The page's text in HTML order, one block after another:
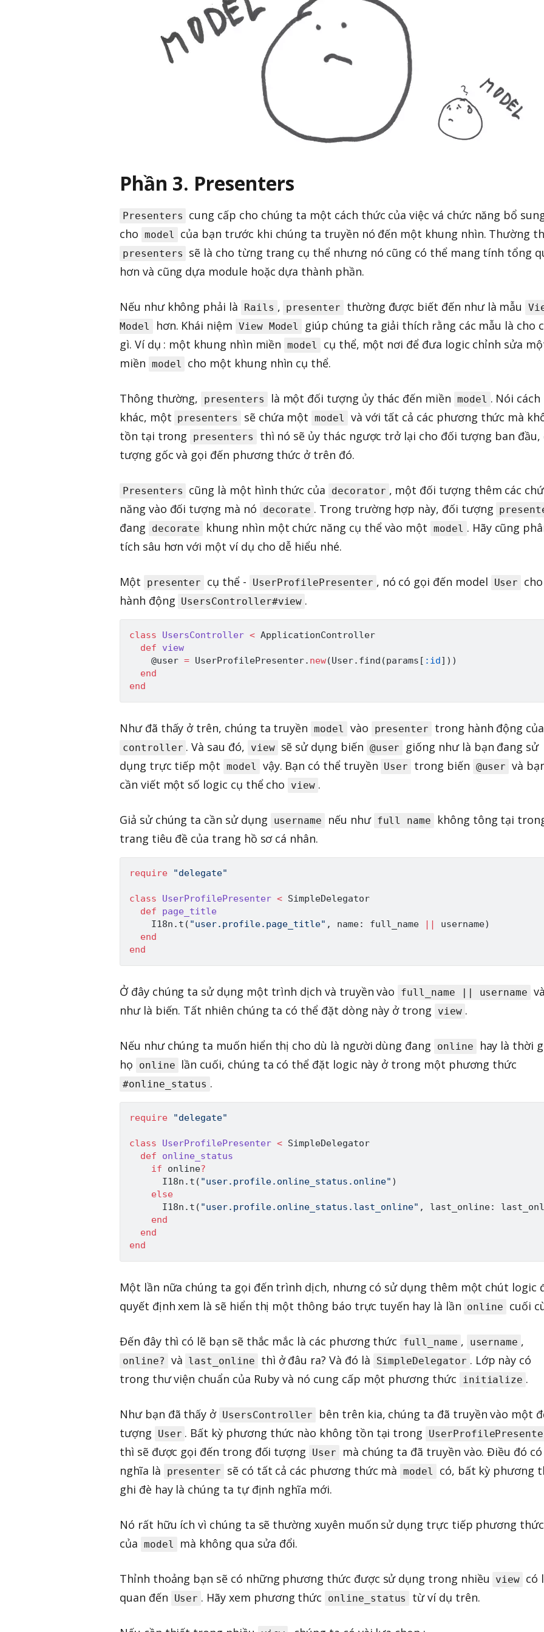
Phần 3. Presenters
Presenters
cung cấp cho chúng ta một cách thức của việc vá chức năng bổ
cho model của bạn trước khi chúng ta truyền nó đến một khung nhìn. Thường
presenters
sẽ là cho từng trang cụ thể nhưng nó cũng có thể mang tính tổng
hơn và cũng dựa module hoặc dựa thành phần.
Nếu như không phải là Rails , presenter thường được biết đến như là mẫu
Model
hơn. Khái niệm View Model
giúp chúng ta giải thích rằng các mẫu là cho
gì. Ví dụ : một khung nhìn miền model
cụ thể, một nơi để đưa logic chỉnh sửa
miền model cho một khung nhìn cụ thể.
Thông thường, presenters là một đối tượng ủy thác đến miền model . Nói cách
khác, một presenters sẽ chứa một model
và với tất cả các phương thức mà
tồn tại trong
presenters
thì nó sẽ ủy thác ngược trở lại cho đối tượng ban đầu,
tượng gốc và gọi đến phương thức ở trên đó.
Presenters cũng là một hình thức của decorator , một đối tượng thêm các
năng vào đối tượng mà nó
decorate . Trong trường hợp này, đối tượng
đang decorate khung nhìn một chức năng cụ thể vào một model . Hãy cũng
tích sâu hơn với một ví dụ cho dễ hiểu nhé.
Một presenter cụ thể - UserProfilePresenter , nó có gọi đến model User
cho
hành động UsersController#view .
class UsersController < ApplicationController
def
view
@user = UserProfilePresenter. new(User. find (params [ :id] ) )
end
end
Như đã thấy ở trên, chúng ta truyền model vào presenter trong hành động của
controller . Và sau đó, view sẽ sử dụng biến @user
giống như là bạn đang sử
dụng trực tiếp một model vậy. Bạn có thể truyền User trong biến @user và
cần viết một số logic cụ thể cho
view .
Giả sử chúng ta cần sử dụng username nếu như full name
không tông tại
trang tiêu đề của trang hồ sơ cá nhân.
require "delegate"
class UserProfilePresenter < SimpleDelegator
def
page_title
I18n . t ( "user.profile.page_title" , name: full_name || username)
end
end
Ở đây chúng ta sử dụng một trình dịch và truyền vào full_name || username
như là biến. Tất nhiên chúng ta có thể đặt dòng này ở trong
view .
Nếu như chúng ta muốn hiển thị cho dù là người dùng đang online
hay là thời
họ
online lần cuối, chúng ta có thể đặt logic này ở trong một phương thức
#online_status .
require "delegate"
class UserProfilePresenter < SimpleDelegator
def
online_status
if online?
I18n . t ( "user.profile.online_status.online" )
else
I18n . t ( "user.profile.online_status.last_online" , last_online:
end
end
end
Một lần nữa chúng ta gọi đến trình dịch, nhưng có sử dụng thêm một chút logic
quyết định xem là sẽ hiển thị một thông báo trực tuyến hay là lần online cuối
Đến đây thì có lẽ bạn sẽ thắc mắc là các phương thức full_name , username ,
online? và last_online thì ở đâu ra? Và đó là SimpleDelegator . Lớp này có
trong thư viện chuẩn của Ruby và nó cung cấp một phương thức
initialize .
Như bạn đã thấy ở UsersController
bên trên kia, chúng ta đã truyền vào một
tượng
User . Bất kỳ phương thức nào không tồn tại trong
thì sẽ được gọi đến trong đối tượng User
mà chúng ta đã truyền vào. Điều đó có
nghĩa là
presenter sẽ có tất cả các phương thức mà model
có, bất kỳ phương
ghi đè hay là chúng ta tự định nghĩa mới.
Nó rất hữu ích vì chúng ta sẽ thường xuyên muốn sử dụng trực tiếp phương thức
của model mà không qua sửa đổi.
Thỉnh thoảng bạn sẽ có những phương thức được sử dụng trong nhiều view có
quan đến
User . Hãy xem phương thức online_status từ ví dụ trên.